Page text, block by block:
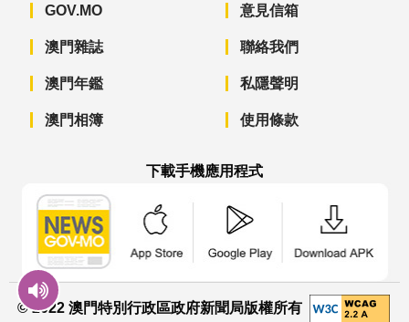
GOV.MO
澳門雜誌
澳門年鑑
澳門相簿
意見信箱
聯絡我們
私隱聲明
使用條款
下載手機應用程式
© 2022 澳門特別行政區政府新聞局版權所有